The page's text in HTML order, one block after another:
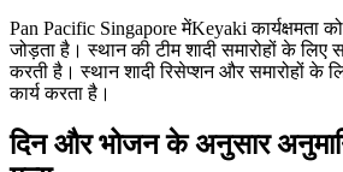
Pan Pacific Singapore मेंKeyaki कार्यक्षमता
जोड़ता है। स्थान की टीम शादी समारोहों के लिए
करती है। स्थान शादी रिसेप्शन और समारोहों के
कार्य करता है।
दिन और भोजन के अनुसार